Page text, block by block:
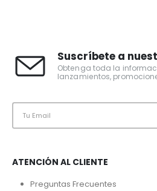
Suscríbete a
Obtenga toda la
lanzamientos,
ATENCIÓN AL CLIENTE
Preguntas Frecuentes